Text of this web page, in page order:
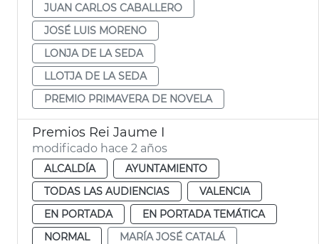
JUAN CARLOS CABALLERO
JOSÉ LUIS MORENO
LONJA DE LA SEDA
LLOTJA DE LA SEDA
PREMIO PRIMAVERA DE NOVELA
Premios Rei Jaume I
modificado hace 2 años
ALCALDÍA
AYUNTAMIENTO
TODAS LAS AUDIENCIAS
VALENCIA
EN PORTADA
EN PORTADA TEMÁTICA
NORMAL
MARÍA JOSÉ CATALÁ